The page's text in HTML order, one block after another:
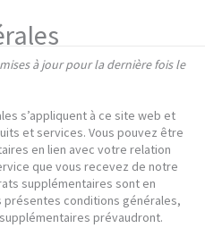
à jour pour la dernière fois le
s’appliquent à ce site web et
et services. Vous pouvez être
en lien avec votre relation
que vous recevez de notre
supplémentaires sont en
conditions générales,
prévaudront.